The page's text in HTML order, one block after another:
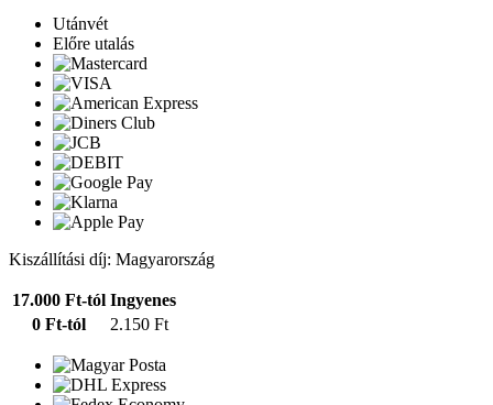
Utánvét
Előre utalás
Kiszállítási díj: Magyarország
17.000 Ft-tól Ingyenes
0 Ft-tól
2.150 Ft